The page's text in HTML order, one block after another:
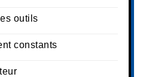
outils
constants